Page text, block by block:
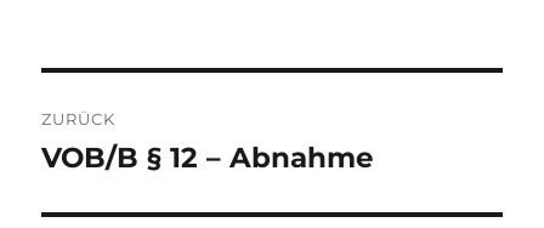
ZURÜCK
Vorheriger
VOB/B § 12 – Abnahme